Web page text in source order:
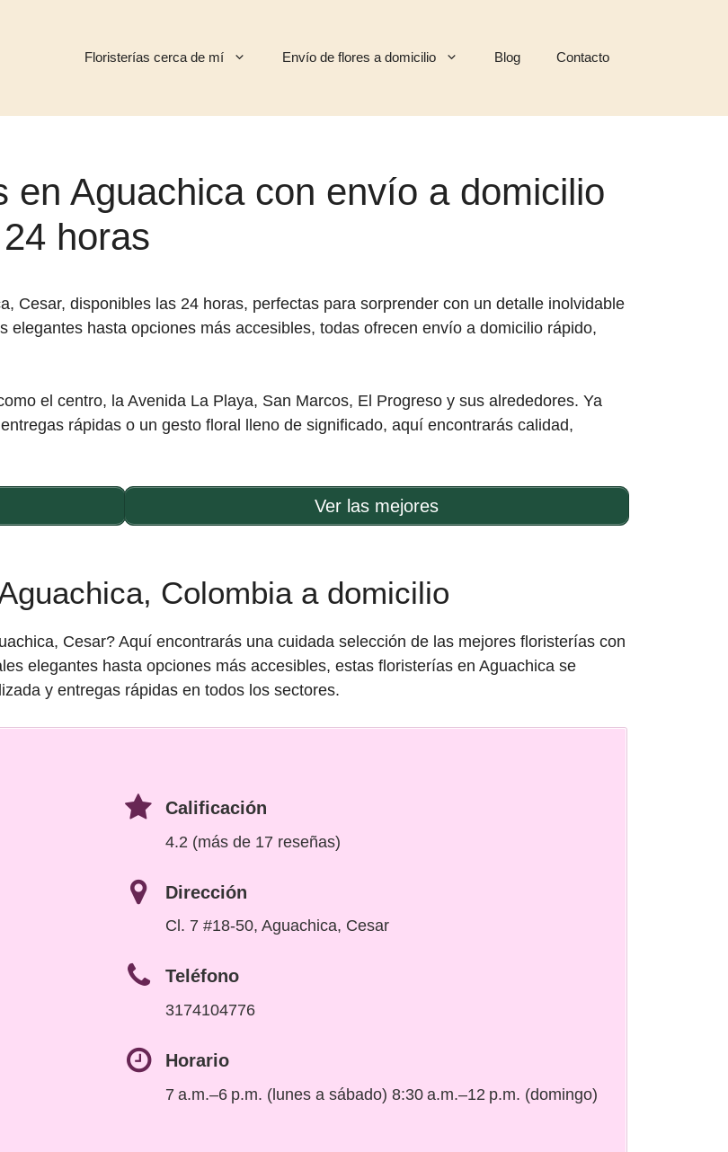
Floristerías cerca de mí Envío de flores a domicilio Blog Contacto
en Aguachica con envío a domicilio
horas
Cesar, disponibles las 24 horas, perfectas para sorprender con un detalle inolvidable
elegantes hasta opciones más accesibles, todas ofrecen envío a domicilio rápido,
el centro, la Avenida La Playa, San Marcos, El Progreso y sus alrededores. Ya
rápidas o un gesto floral lleno de significado, aquí encontrarás calidad,
Ver las mejores
Colombia a domicilio
Cesar? Aquí encontrarás una cuidada selección de las mejores floristerías con
elegantes hasta opciones más accesibles, estas floristerías en Aguachica se
y entregas rápidas en todos los sectores.
Calificación
4.2 (más de 17 reseñas)
Dirección
Cl. 7 #18-50, Aguachica, Cesar
Teléfono
3174104776
Horario
7 a.m.–6 p.m. (lunes a sábado) 8:30 a.m.–12 p.m. (domingo)